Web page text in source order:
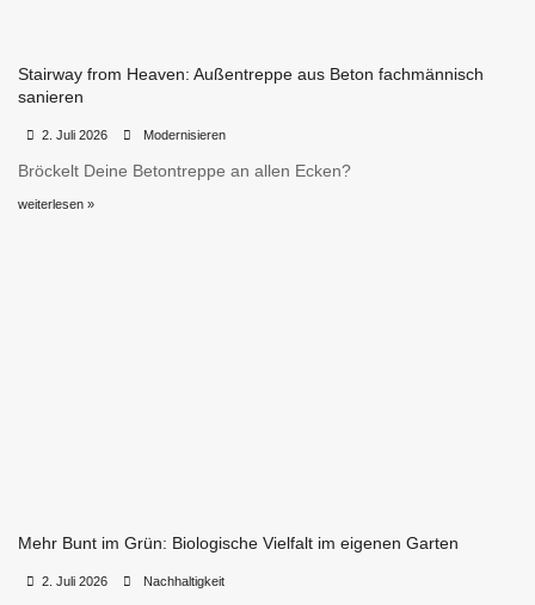
Stairway from Heaven: Außentreppe aus Beton fachmännisch
sanieren
2. Juli 2026 Modernisieren
Bröckelt Deine Betontreppe an allen Ecken?
weiterlesen »
Mehr Bunt im Grün: Biologische Vielfalt im eigenen Garten
2. Juli 2026 Nachhaltigkeit